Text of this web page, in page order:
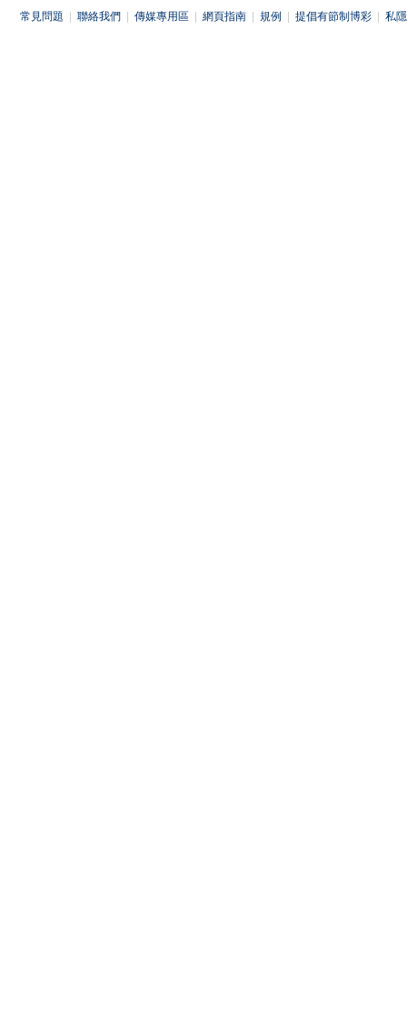
常見問題 聯絡我們 傳媒專用區 網頁指南 規例 提倡有節制博彩 私